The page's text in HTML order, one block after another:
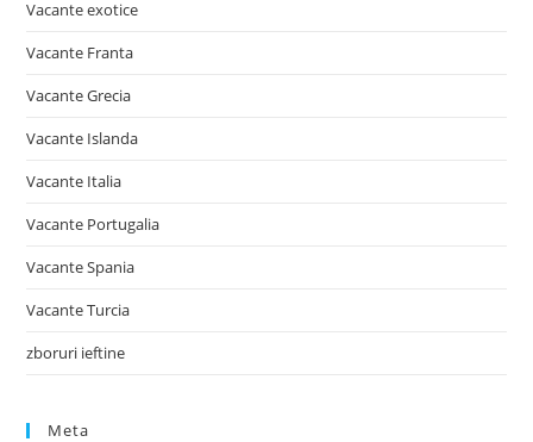
Vacante exotice
Vacante Franta
Vacante Grecia
Vacante Islanda
Vacante Italia
Vacante Portugalia
Vacante Spania
Vacante Turcia
zboruri ieftine
Meta